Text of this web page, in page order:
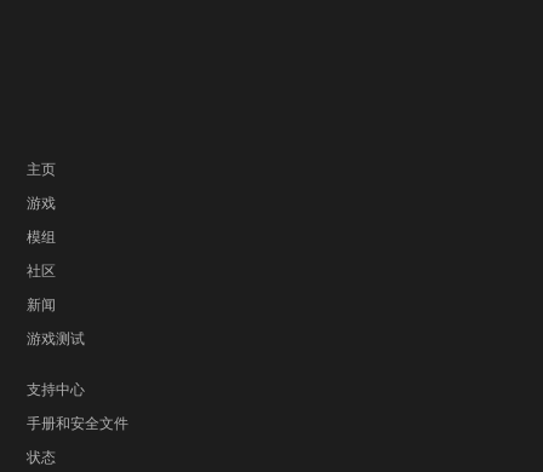
主页
游戏
模组
社区
新闻
游戏测试
支持中心
手册和安全文件
状态